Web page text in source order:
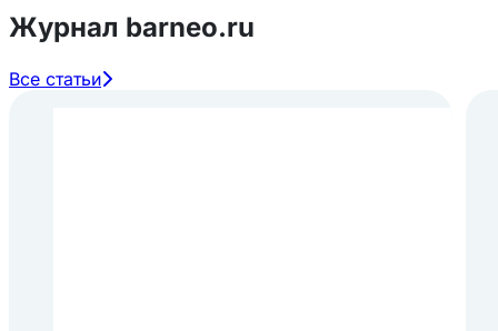
Журнал barneo.ru
Все статьи